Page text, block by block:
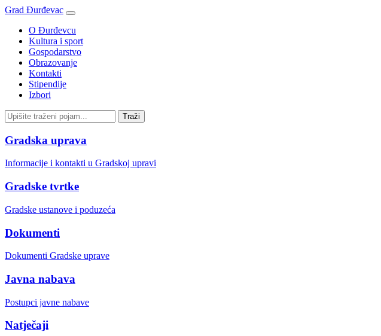
Grad Đurđevac
O Đurđevcu
Kultura i sport
Gospodarstvo
Obrazovanje
Kontakti
Stipendije
Izbori
Gradska uprava
Informacije i kontakti u Gradskoj upravi
Gradske tvrtke
Gradske ustanove i poduzeća
Dokumenti
Dokumenti Gradske uprave
Javna nabava
Postupci javne nabave
Natječaji